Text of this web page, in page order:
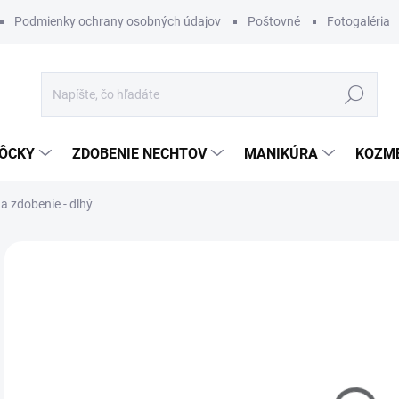
Podmienky ochrany osobných údajov Poštovné Fotogaléria
Hľadať
ZDOBENIE NECHTOV MANIKÚRA
zdobenie - dlhý